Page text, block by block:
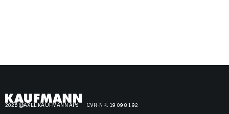
2026 @AXEL KAUFMANN APS CVR-NR. 19 09 81 92